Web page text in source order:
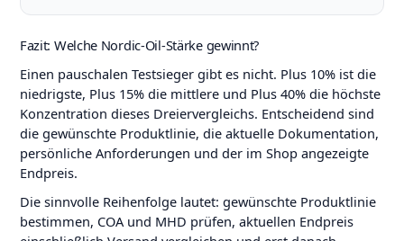
Fazit: Welche Nordic-Oil-Stärke gewinnt?
Einen pauschalen Testsieger gibt es nicht. Plus 10% ist die
niedrigste, Plus 15% die mittlere und Plus 40% die höchste
Konzentration dieses Dreiervergleichs. Entscheidend sind
die gewünschte Produktlinie, die aktuelle Dokumentation,
persönliche Anforderungen und der im Shop angezeigte
Endpreis.
Die sinnvolle Reihenfolge lautet: gewünschte Produktlinie
bestimmen, COA und MHD prüfen, aktuellen Endpreis